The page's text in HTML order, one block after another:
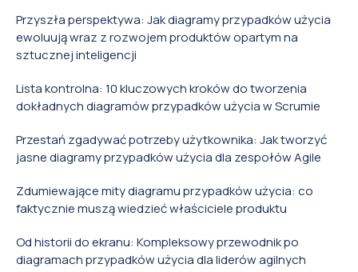
Przyszła perspektywa: Jak diagramy przypadków użycia
ewoluują wraz z rozwojem produktów opartym na
sztucznej inteligencji
Lista kontrolna: 10 kluczowych kroków do tworzenia
dokładnych diagramów przypadków użycia w Scrumie
Przestań zgadywać potrzeby użytkownika: Jak tworzyć
jasne diagramy przypadków użycia dla zespołów Agile
Zdumiewające mity diagramu przypadków użycia: co
faktycznie muszą wiedzieć właściciele produktu
Od historii do ekranu: Kompleksowy przewodnik po
diagramach przypadków użycia dla liderów agilnych